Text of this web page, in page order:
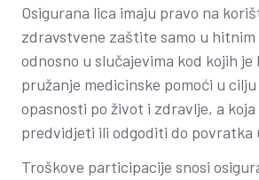
Osigurana lica imaju pravo na
zdravstvene zaštite samo u hitnim
odnosno u slučajevima kod kojih je
pružanje medicinske pomoći u
opasnosti po život i zdravlje, a koja
predvidjeti ili odgoditi do povratka
Troškove participacije snosi